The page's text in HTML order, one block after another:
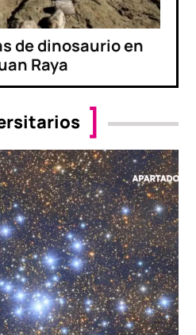
de dinosaurio en
Raya